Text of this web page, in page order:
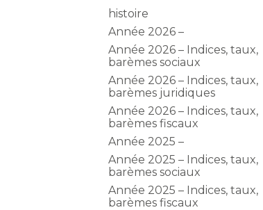
histoire
Année 2026 –
Année 2026 – Indices, taux,
barèmes sociaux
Année 2026 – Indices, taux,
barèmes juridiques
Année 2026 – Indices, taux,
barèmes fiscaux
Année 2025 –
Année 2025 – Indices, taux,
barèmes sociaux
Année 2025 – Indices, taux,
barèmes fiscaux